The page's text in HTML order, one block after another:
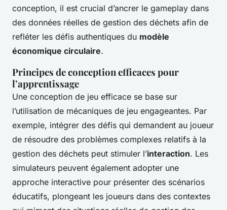
conception, il est crucial d’ancrer le gameplay dans
des données réelles de gestion des déchets afin de
refléter les défis authentiques du modèle
économique circulaire.
Principes de conception efficaces pour
l’apprentissage
Une conception de jeu efficace se base sur
l’utilisation de mécaniques de jeu engageantes. Par
exemple, intégrer des défis qui demandent au joueur
de résoudre des problèmes complexes relatifs à la
gestion des déchets peut stimuler l’interaction. Les
simulateurs peuvent également adopter une
approche interactive pour présenter des scénarios
éducatifs, plongeant les joueurs dans des contextes